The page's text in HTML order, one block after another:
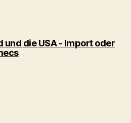
und die USA - Import oder
sagt: